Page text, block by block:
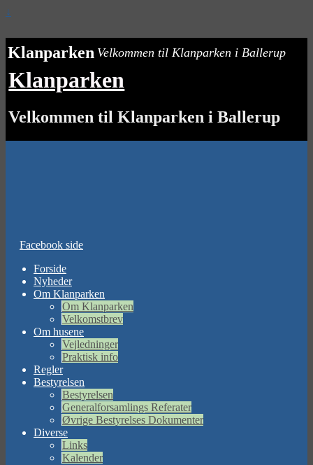
↓
Klanparken Velkommen til Klanparken i Ballerup
Klanparken
Velkommen til Klanparken i Ballerup
Facebook side
Forside
Nyheder
Om Klanparken
Om Klanparken
Velkomstbrev
Om husene
Vejledninger
Praktisk info
Regler
Bestyrelsen
Bestyrelsen
Generalforsamlings Referater
Øvrige Bestyrelses Dokumenter
Diverse
Links
Kalender